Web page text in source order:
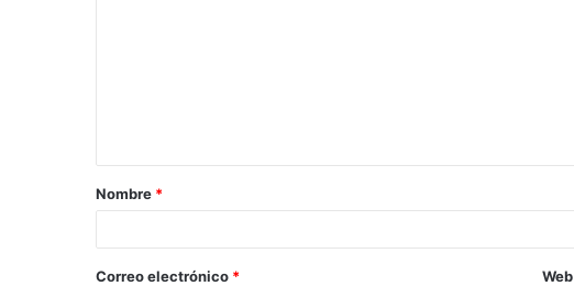
a
r
Nombre *
Correo electrónico * Web